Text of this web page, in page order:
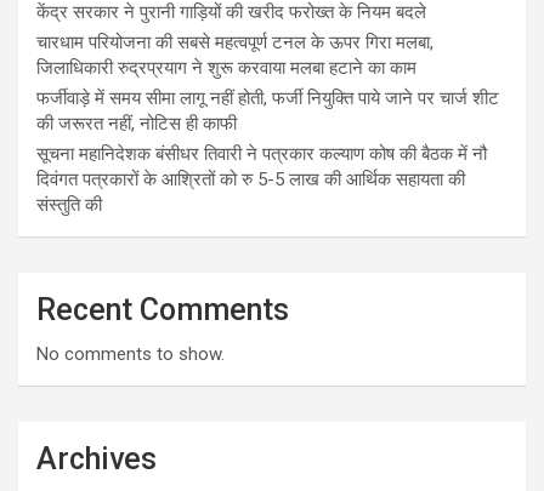
केंद्र सरकार ने पुरानी गाड़ियों की खरीद फरोख्त के नियम बदले
चारधाम परियोजना की सबसे महत्वपूर्ण टनल के ऊपर गिरा मलबा,
जिलाधिकारी रुद्रप्रयाग ने शुरू करवाया मलबा हटाने का काम
फर्जीवाड़े में समय सीमा लागू नहीं होती, फर्जी नियुक्ति पाये जाने पर चार्ज शीट
की जरूरत नहीं, नोटिस ही काफी
सूचना महानिदेशक बंसीधर तिवारी ने पत्रकार कल्याण कोष की बैठक में नौ
दिवंगत पत्रकारों के आश्रितों को रु 5-5 लाख की आर्थिक सहायता की
संस्तुति की
Recent Comments
No comments to show.
Archives